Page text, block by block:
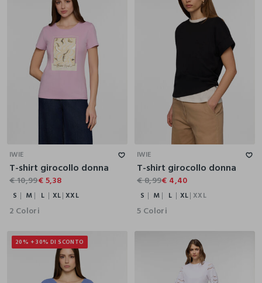
IWIE
T-shirt girocollo donna
€ 10,99€ 5,38
S M L XL XXL
2 Colori
XXL
IWIE
T-shirt girocollo donna
€ 8,99€ 4,40
S M L XL XXL
5 Colori
20% + 30% DI SCONTO